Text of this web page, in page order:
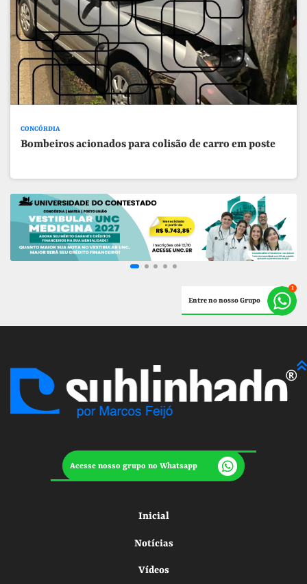
CONCÓRDIA
Bombeiros acionados para colisão de carro em poste
Entre no nosso Grupo
Acesse nosso grupo no Whatsapp
Inicial
Notícias
Vídeos